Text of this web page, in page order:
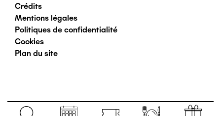
Pied
de
page
Crédits
Mentions légales
Politiques de confidentialité
Cookies
Plan du site